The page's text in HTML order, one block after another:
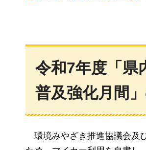
令和7年度「県
普及強化月間
環境みやざき推進協議会及